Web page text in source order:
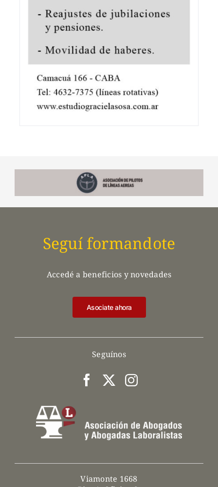
Viamonte 1668
Seguínos
Seguí formandote
Accedé a beneficios y novedades
Asociate ahora